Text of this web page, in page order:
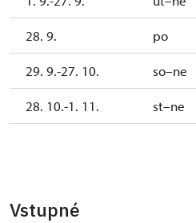
28. 9. po
29. 9.-27. 10. so–ne
28. 10.-1. 11. st–ne
Vstupné